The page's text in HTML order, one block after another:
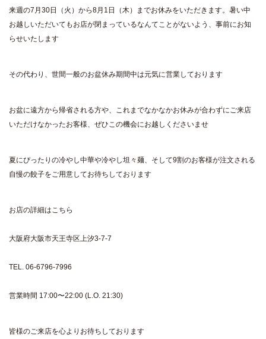
来週の7月30日（火）から8月1日（木）までお休みをいただきます。暑い中
お越しいただいてもお店が閉まっているなんてことがないよう、事前にお知
らせいたします
その代わり、世間一般のお盆休み期間中は元気に営業しております
お盆に遠方から帰省される方や、これまでなかなかお休みが合わずにご来店
いただけなかったお客様、ぜひこの機会にお越しくださいませ
夏にぴったりの冷やし中華や冷やし坦々麺、そして9割のお客様が注文される
自慢の餃子をご用意してお待ちしております
お店の詳細はこちら
大阪府大阪市天王寺区上汐3-7-7
TEL. 06-6796-7996
営業時間 17:00〜22:00 (L.O. 21:30)
皆様のご来店を心よりお待ちしております